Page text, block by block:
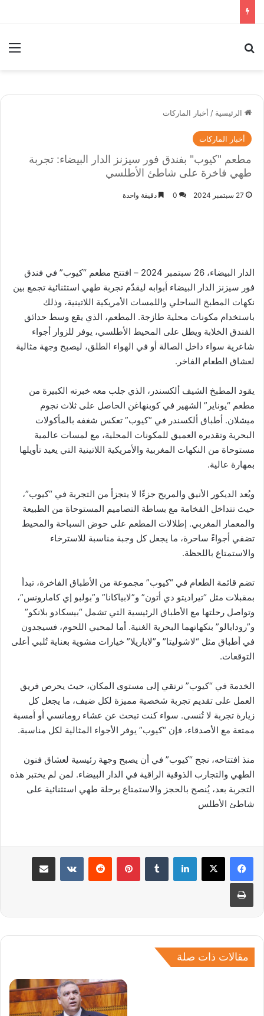
الرئيسية / أخبار الماركات
أخبار الماركات
مطعم "كيوب" بفندق فور سيزنز الدار البيضاء: تجربة
طهي فاخرة على شاطئ الأطلسي
27 سبتمبر 2024 0 دقيقة واحدة
الدار البيضاء، 26 سبتمبر 2024 – افتتح مطعم “كيوب” في فندق
فور سيزنز الدار البيضاء أبوابه ليقدّم تجربة طهي استثنائية تجمع بين
نكهات المطبخ الساحلي واللمسات الأمريكية اللاتينية، وذلك
باستخدام مكونات محلية طازجة. المطعم، الذي يقع وسط حدائق
الفندق الخلابة ويطل على المحيط الأطلسي، يوفر للزوار أجواء
شاعرية سواء داخل الصالة أو في الهواء الطلق، ليصبح وجهة مثالية
لعشاق الطعام الفاخر.
يقود المطبخ الشيف ألكسندر، الذي جلب معه خبرته الكبيرة من
مطعم “يوناير” الشهير في كوبنهاغن الحاصل على ثلاث نجوم
ميشلان. أطباق ألكسندر في “كيوب” تعكس شغفه بالمأكولات
البحرية وتقديره العميق للمكونات المحلية، مع لمسات عالمية
مستوحاة من النكهات المغربية والأمريكية اللاتينية التي يعيد تأويلها
بمهارة عالية.
ويُعد الديكور الأنيق والمريح جزءًا لا يتجزأ من التجربة في “كيوب”،
حيث تتداخل الفخامة مع بساطة التصاميم المستوحاة من الطبيعة
والمعمار المغربي. إطلالات المطعم على حوض السباحة والمحيط
تضفي أجواءً ساحرة، ما يجعل كل وجبة مناسبة للاسترخاء
والاستمتاع باللحظة.
تضم قائمة الطعام في “كيوب” مجموعة من الأطباق الفاخرة، تبدأ
بمقبلات مثل “تيراديتو دي أتون” و”لابياكانا” و”بولبو إي كامارونس”،
وتواصل رحلتها مع الأطباق الرئيسية التي تشمل “بيسكادو بلانكو”
و”رودابالو” بنكهاتهما البحرية الغنية. أما لمحبي اللحوم، فسيجدون
في أطباق مثل “لاشوليتا” و”لاباريلا” خيارات مشوية بعناية تُلبي أعلى
التوقعات.
الخدمة في “كيوب” ترتقي إلى مستوى المكان، حيث يحرص فريق
العمل على تقديم تجربة شخصية مميزة لكل ضيف، ما يجعل كل
زيارة تجربة لا تُنسى. سواء كنت تبحث عن عشاء رومانسي أو أمسية
ممتعة مع الأصدقاء، فإن “كيوب” يوفر الأجواء المثالية لكل مناسبة.
منذ افتتاحه، نجح “كيوب” في أن يصبح وجهة رئيسية لعشاق فنون
الطهي والتجارب الذوقية الراقية في الدار البيضاء. لمن لم يختبر هذه
التجربة بعد، يُنصح بالحجز والاستمتاع برحلة طهي استثنائية على
شاطئ الأطلس
لينكدإن بينتيريست مشاركة عبر البريد
طباعة
مقالات ذات صلة